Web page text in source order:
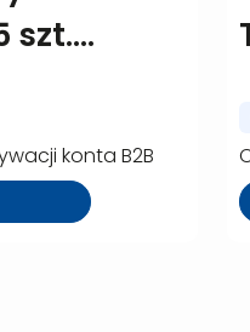
szt.
konta B2B